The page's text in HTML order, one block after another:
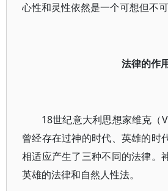
心性和灵性依然是一个可想但不可
法律的作
18世纪意大利思想家维克（
曾经存在过神的时代、英雄的时
相适应产生了三种不同的法律。
英雄的法律和自然人性法。